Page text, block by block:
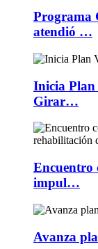
Programa
atendió …
Inicia Plan
Girar…
Encuentro
impul…
Avanza